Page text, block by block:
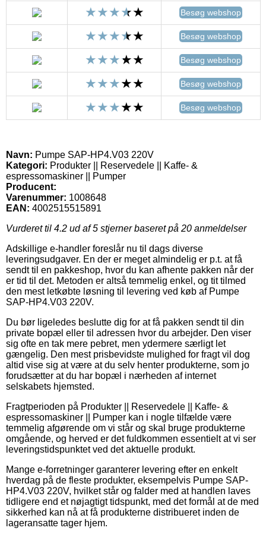
Besøg webshop
Besøg webshop
Besøg webshop
Besøg webshop
Besøg webshop
Navn: Pumpe SAP-HP4.V03 220V
Kategori: Produkter || Reservedele || Kaffe- &
espressomaskiner || Pumper
Producent:
Varenummer: 1008648
EAN: 4002515515891
Vurderet til 4.2 ud af 5 stjerner baseret på 20 anmeldelser
Adskillige e-handler foreslår nu til dags diverse
leveringsudgaver. En der er meget almindelig er p.t. at få
sendt til en pakkeshop, hvor du kan afhente pakken når der
er tid til det. Metoden er altså temmelig enkel, og tit tilmed
den mest letkøbte løsning til levering ved køb af Pumpe
SAP-HP4.V03 220V.
Du bør ligeledes beslutte dig for at få pakken sendt til din
private bopæl eller til adressen hvor du arbejder. Den viser
sig ofte en tak mere pebret, men ydermere særligt let
gængelig. Den mest prisbevidste mulighed for fragt vil dog
altid vise sig at være at du selv henter produkterne, som jo
forudsætter at du har bopæl i nærheden af internet
selskabets hjemsted.
Fragtperioden på Produkter || Reservedele || Kaffe- &
espressomaskiner || Pumper kan i nogle tilfælde være
temmelig afgørende om vi står og skal bruge produkterne
omgående, og herved er det fuldkommen essentielt at vi ser
leveringstidspunktet ved det aktuelle produkt.
Mange e-forretninger garanterer levering efter en enkelt
hverdag på de fleste produkter, eksempelvis Pumpe SAP-
HP4.V03 220V, hvilket står og falder med at handlen laves
tidligere end et nøjagtigt tidspunkt, med det formål at de med
sikkerhed kan nå at få produkterne distribueret inden de
lageransatte tager hjem.